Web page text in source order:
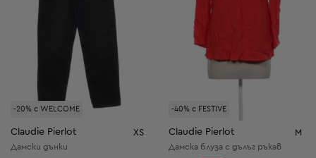
-20% с WELCOME
Claudie Pierlot XS
Дамски дънки
-40% с FESTIVE
Claudie Pierlot M
Дамска блуза с дълъг ръкав